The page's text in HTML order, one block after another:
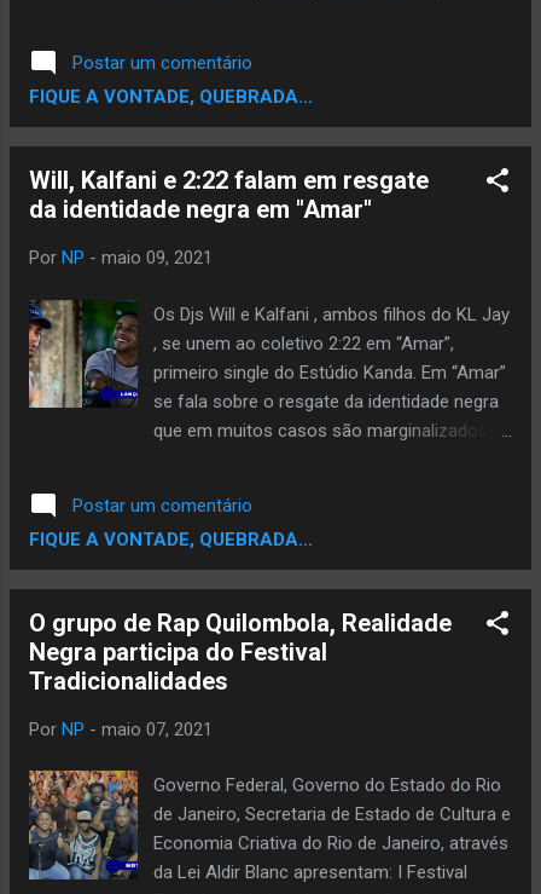
Soul estadunidense no Brasil. Já é sabido
que o cantor veio a falecer na última sexta-
feir...
brasileiro nascido em 1968 que ficou
conhecido pelo fato de seus agentes
sempre caminharem na contramão da arte
Entre eles mestres como músicos, poetas,
escritores, artistas com a bússola e as
obras virada para a contracultura, para a
comenta Murica. O EP conta também com
um videoclipe da faixa “Kung fu de Rua” feat
Vietnã dirigido pela produtora Giramundo
Filmes “A semelhança vai além do nome,
nosso grito é pela arte e cultura á margem, á
diria Helio Oiticica que representa nossa
revolta e sentimento quando diz "Seja
marginal, ...
Postar um comentário
FIQUE A VONTADE, QUEBRADA...
Will, Kalfani e 2:22 falam em resgate
da identidade negra em "Amar"
Por NP - maio 09, 2021
Os Djs Will e Kalfani , ambos filhos do KL Jay
, se unem ao coletivo 2:22 em “Amar”,
primeiro single do Estúdio Kanda. Em “Amar”
se fala sobre o resgate da identidade negra
que em muitos casos são marginalizados
passar uma mensagem sobre a importância
de olhar para o passado, onde seus
ancestrais eram reis, rainhas, guerreiros,
“Como isso percebesse a grandeza e a
força que existem, apesar de serem
camufladas pela dor que sentimos
diariamente devido ao racismo, as
"Amar" denuncia e incentiva, alerta e
reivindica tudo o que já é nosso”, completa
DJ Will. A capa foi assinada pelo artista
OBERAS. O som é uma parceria do coletivo
Postar um comentário
FIQUE A VONTADE, QUEBRADA...
O grupo de Rap Quilombola, Realidade
Negra participa do Festival
Tradicionalidades
Por NP - maio 07, 2021
Governo Federal, Governo do Estado do Rio
de Janeiro, Secretaria de Estado de Cultura e
Economia Criativa do Rio de Janeiro, através
da Lei Aldir Blanc apresentam: I Festival